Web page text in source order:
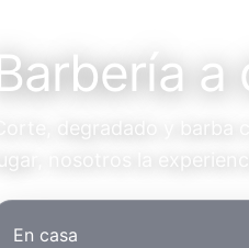
Barbería a
Corte, degradado y barba
En casa